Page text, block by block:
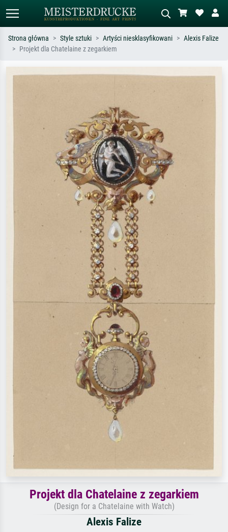
Szukaj wg artysty, tytułu lub stylu – np.
Opisz scenę – np. zielona łąka,
Strona główna Style sztuki Artyści niesklasyfikowani
Alexis Falize
Projekt dla Chatelaine z zegarkiem
Projekt dla Chatelaine z zegarkiem
(Design for a Chatelaine with Watch)
Alexis Falize